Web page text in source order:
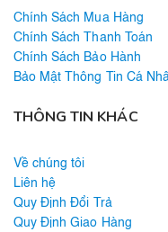
Chính Sách Mua Hàng
Chính Sách Thanh Toán
Chính Sách Bảo Hành
Bảo Mật Thông Tin Cá
THÔNG TIN KHÁC
Về chúng tôi
Liên hệ
Quy Định Đổi Trả
Quy Định Giao Hàng